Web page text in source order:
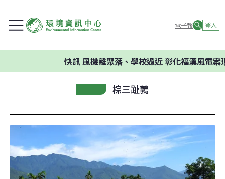
電子報 登入
快訊風機離聚落、學校過近 彰化福漢風電案
棕三趾鶉